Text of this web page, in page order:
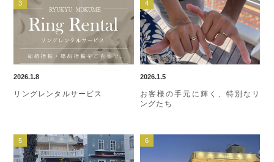
2026.1.8
リングレンタルサービス
2026.1.5
お客様の手元に輝く、特別なリ
ングたち